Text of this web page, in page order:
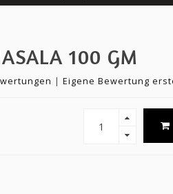
100 GM
| Eigene Bewertung